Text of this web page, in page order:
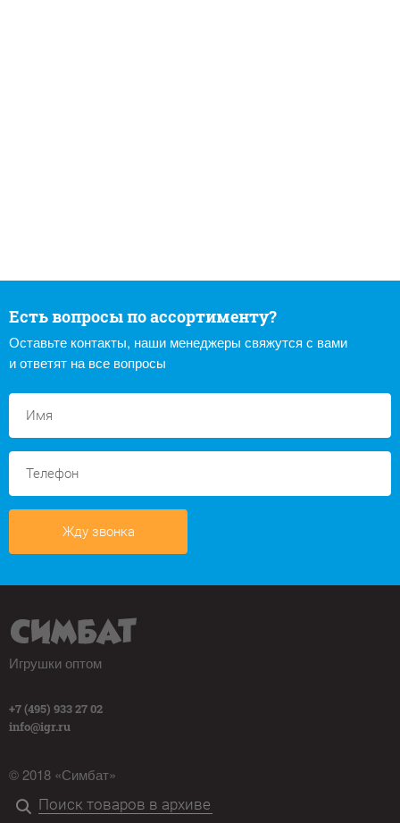
Есть вопросы по ассортименту?
Оставьте контакты, наши менеджеры свяжутся с вами
и ответят на все вопросы
Жду звонка
Игрушки оптом
+7 (495) 933 27 02
info@igr.ru
© 2018 «Симбат»